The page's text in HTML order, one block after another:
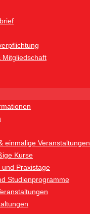
Mitgliedschaft
einmalige Veranstaltungen
Kurse
und Praxistage
Studienprogramme